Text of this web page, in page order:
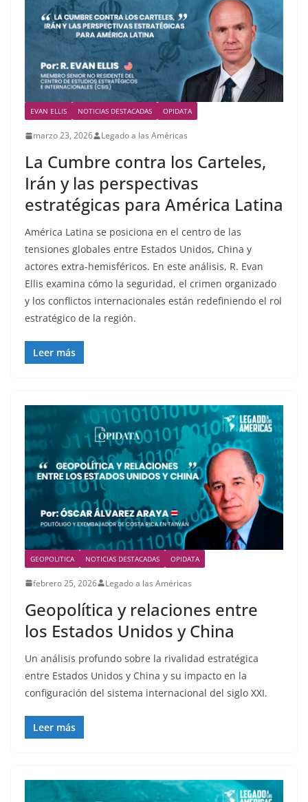
EVAN ELLIS NOTICIAS DESTACADAS OPIDATA
marzo 23, 2026 Legado a las Américas
La Cumbre contra los Carteles,
Irán y las perspectivas
estratégicas para América Latina
América Latina se posiciona en el centro de las
tensiones globales entre Estados Unidos, China y
actores extra-hemisféricos. En este análisis, R. Evan
Ellis examina cómo la seguridad, el crimen organizado
y los conflictos internacionales están redefiniendo el rol
estratégico de la región.
Leer más
GEOPOLITICA NOTICIAS DESTACADAS OPIDATA
febrero 25, 2026 Legado a las Américas
Geopolítica y relaciones entre
los Estados Unidos y China
Un análisis profundo sobre la rivalidad estratégica
entre Estados Unidos y China y su impacto en la
configuración del sistema internacional del siglo XXI.
Leer más